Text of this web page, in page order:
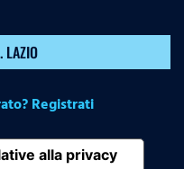
LAZIO
Registrati
alla privacy